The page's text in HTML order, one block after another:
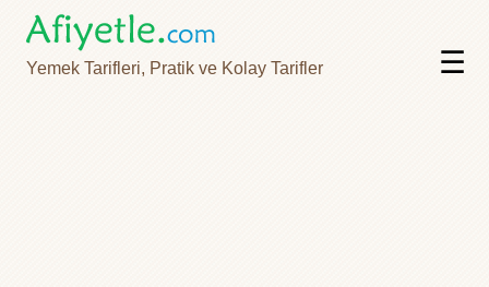
Yemek Tarifleri, Pratik ve Kolay Tarifler ☰